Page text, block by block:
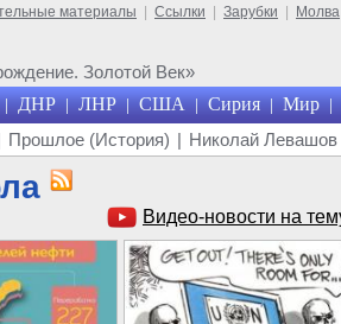
материалы Ссылки Зарубки Молва
Золотой Век»
| ДНР | ЛНР | США | Сирия | Мир |
Прошлое (История) | Николай Левашов
Видео-новости на